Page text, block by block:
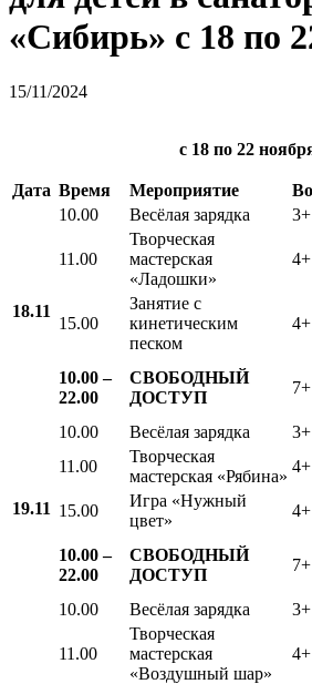
«Сибирь» с 18 по
15/11/2024
с 18 по 22
Дата Время Мероприятие
18.11
10.00 Весёлая зарядка 3+
11.00
Творческая
мастерская
«Ладошки»
4+
15.00
Занятие с
кинетическим
песком
4+
10.00 –
22.00
СВОБОДНЫЙ
ДОСТУП
7+
19.11
10.00 Весёлая зарядка
3+
11.00
Творческая
мастерская «Рябина»
4+
15.00
Игра «Нужный
цвет»
4+
10.00 –
22.00
СВОБОДНЫЙ
ДОСТУП
7+
10.00 Весёлая зарядка 3+
11.00
Творческая
мастерская
«Воздушный шар»
4+